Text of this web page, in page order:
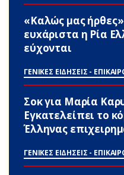
«Καλώς μας
ευxάριστα η Ρία
εύχονται
ΓΕΝΙΚΕΣ ΕΙΔΗΣΕΙΣ -
Σoκ για Μαρία
Εγκατελείπει το
Έλληνας
ΓΕΝΙΚΕΣ ΕΙΔΗΣΕΙΣ -